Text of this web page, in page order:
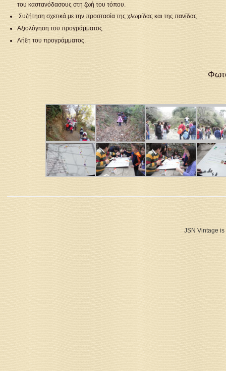
του καστανόδασους στη ζωή του τόπου.
Συζήτηση σχετικά με την προστασία της χλωρίδας και της πανίδας
Αξιολόγηση του προγράμματος
Λήξη του προγράμματος.
JSN Vintage